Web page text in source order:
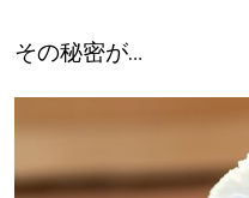
その秘密が…